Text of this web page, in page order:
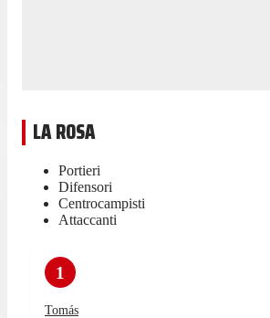
LA ROSA
Portieri
Difensori
Centrocampisti
Attaccanti
1
Tomás